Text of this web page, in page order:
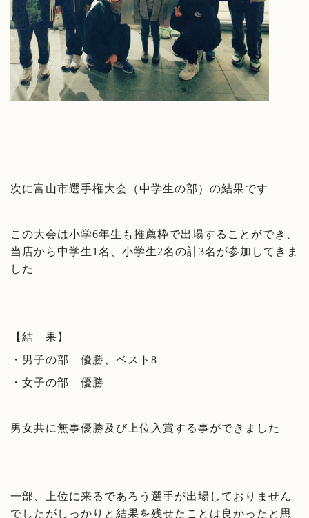
次に富山市選手権大会（中学生の部）の結果です
この大会は小学6年生も推薦枠で出場することができ、
当店から中学生1名、小学生2名の計3名が参加してきま
した
【結 果】
・男子の部 優勝、ベスト8
・女子の部 優勝
男女共に無事優勝及び上位入賞する事ができました
一部、上位に来るであろう選手が出場しておりません
でしたがしっかりと結果を残せたことは良かったと思